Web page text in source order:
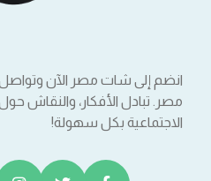
انضم إلى شات مصر الآن
مصر. تبادل الأفكار، والنقاش
الاجتماعية بكل سهولة!